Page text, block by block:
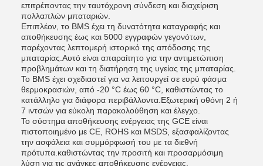
επιτρέποντας την ταυτόχρονη σύνδεση και διαχείριση
πολλαπλών μπαταριών.
Επιπλέον, το BMS έχει τη δυνατότητα καταγραφής και
αποθήκευσης έως και 5000 εγγραφών γεγονότων,
παρέχοντας λεπτομερή ιστορικό της απόδοσης της
μπαταρίας.Αυτό είναι απαραίτητο για την αντιμετώπιση
προβλημάτων και τη διατήρηση της υγείας της μπαταρίας.
Το BMS έχει σχεδιαστεί για να λειτουργεί σε ευρύ φάσμα
θερμοκρασιών, από -20 °C έως 60 °C, καθιστώντας το
κατάλληλο για διάφορα περιβάλλοντα.Εξωτερική οθόνη 2 ή
7 ιντσών για εύκολη παρακολούθηση και έλεγχο.
Το σύστημα αποθήκευσης ενέργειας της GCE είναι
πιστοποιημένο με CE, ROHS και MSDS, εξασφαλίζοντας
την ασφάλεια και συμμόρφωσή του με τα διεθνή
πρότυπα.καθιστώντας την προσιτή και προσαρμόσιμη
λύση για τις ανάγκες αποθήκευσης ενέργειας.